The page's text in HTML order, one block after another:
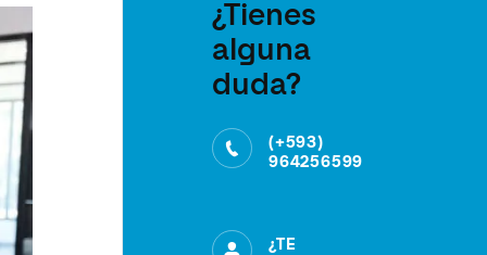
¿Tienes
alguna
duda?
(+593)
964256599
¿TE